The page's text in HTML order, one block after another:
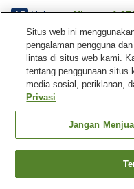
4.5 Hebat Ulasan:
Fasilitas properti
Tempat parkir
Mesin penjual otomatis
Jepang Kochi
Hotel Sunriver Shimanto
Situs web ini
pengalaman pengguna
lintas di situs web kami.
tentang penggunaan situs
media sosial, periklanan,
Privasi
Jangan